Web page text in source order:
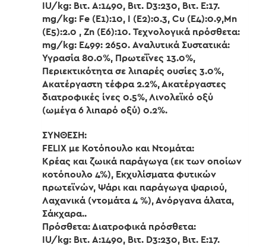
IU/kg: Βιτ. A:1490, Βιτ. D3:230, Βιτ. E:17.
mg/kg: Fe (E1):10, I (E2):0.3, Cu (E4):0.9,Mn
(E5):2.0 , Zn (E6):10. Τεχνολογικά πρόσθετα:
mg/kg: E499: 2650. Αναλυτικά Συστατικά:
Υγρασία 80.0%, Πρωτεΐνες 13.0%,
Περιεκτικότητα σε λιπαρές ουσίες 3.0%,
Ακατέργαστη τέφρα 2.2%, Ακατέργαστες
διατροφικές ίνες 0.5%, Λινολεϊκό οξύ
(ωμέγα 6 λιπαρό οξύ) 0.2%.
ΣΥΝΘΕΣΗ:
FELΙΧ με Κοτόπουλο και Ντομάτα:
Κρέας και ζωικά παράγωγα (εκ των οποίων
κοτόπουλο 4%), Εκχυλίσματα φυτικών
πρωτεϊνών, Ψάρι και παράγωγα ψαριού,
Λαχανικά (ντομάτα 4 %), Ανόργανα άλατα,
Σάκχαρα..
Πρόσθετα: Διατροφικά πρόσθετα:
IU/kg: Βιτ. A:1490, Βιτ. D3:230, Βιτ. E:17.